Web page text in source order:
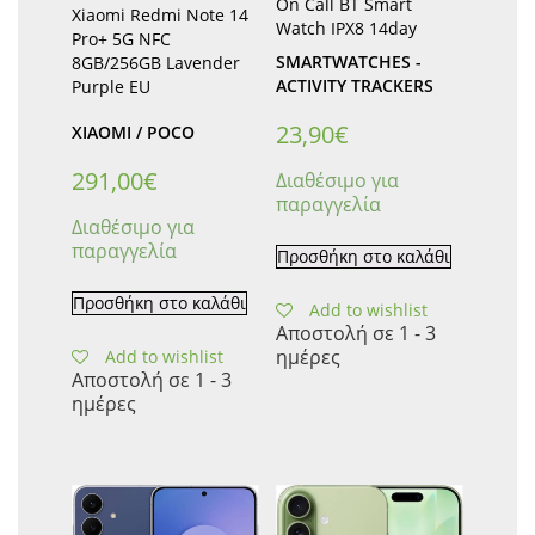
Xiaomi Redmi Note 14
Pro+ 5G NFC
8GB/256GB Lavender
Purple EU
XIAOMI / POCO
291,00€
Διαθέσιμο για
παραγγελία
Προσθήκη στο καλάθι
Add to wishlist
Αποστολή σε 1 - 3
ημέρες
Watch IPX8 14day
SMARTWATCHES -
ACTIVITY TRACKERS
23,90€
Διαθέσιμο για
παραγγελία
Προσθήκη στο καλάθι
Add to wishlist
Αποστολή σε 1 - 3
ημέρες